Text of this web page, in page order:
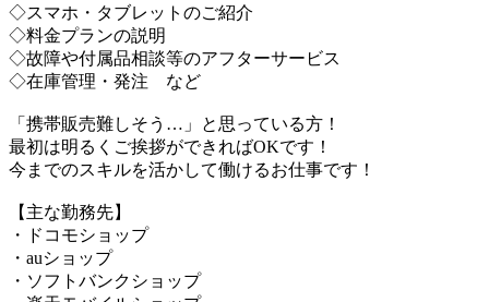
◇スマホ・タブレットのご紹介
◇料金プランの説明
◇故障や付属品相談等のアフターサービス
◇在庫管理・発注 など
「携帯販売難しそう…」と思っている方！
最初は明るくご挨拶ができればOKです！
今までのスキルを活かして働けるお仕事です！
【主な勤務先】
・ドコモショップ
・auショップ
・ソフトバンクショップ